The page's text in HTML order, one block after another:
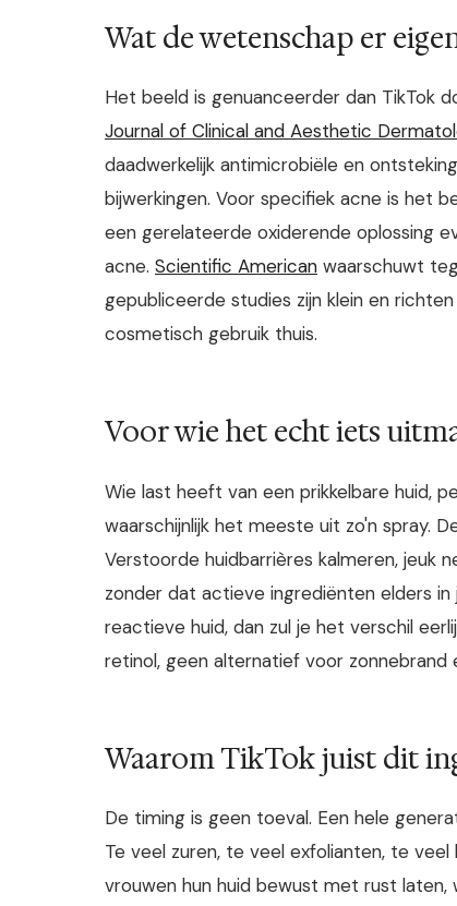
Wat de wetenschap er
Het beeld is genuanceerder dan TikTok
Journal of Clinical and Aesthetic
daadwerkelijk antimicrobiële en
bijwerkingen. Voor specifiek acne is het
een gerelateerde oxiderende oplossing
acne. Scientific American waarschuwt
gepubliceerde studies zijn klein en
cosmetisch gebruik thuis.
Voor wie het echt iets
Wie last heeft van een prikkelbare huid,
waarschijnlijk het meeste uit zo'n spray.
Verstoorde huidbarrières kalmeren, jeuk
zonder dat actieve ingrediënten elders
reactieve huid, dan zul je het verschil
retinol, geen alternatief voor
Waarom TikTok juist dit
De timing is geen toeval. Een hele
Te veel zuren, te veel exfolianten, te veel
vrouwen hun huid bewust met rust